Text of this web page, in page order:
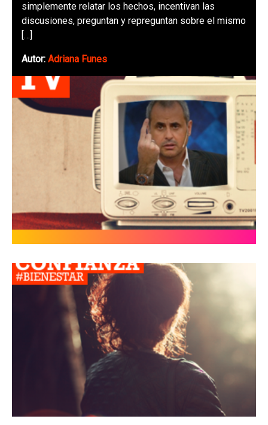
simplemente relatar los hechos, incentivan las
discusiones, preguntan y repreguntan sobre el mismo
[…]
Autor: Adriana Funes